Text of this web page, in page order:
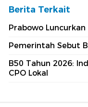
Berita Terkait
Prabowo Luncurkan
Pemerintah Sebut
B50 Tahun 2026:
CPO Lokal